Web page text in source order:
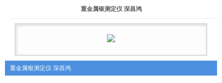
重金属银测定仪 深昌鸿
重金属银测定仪 深昌鸿